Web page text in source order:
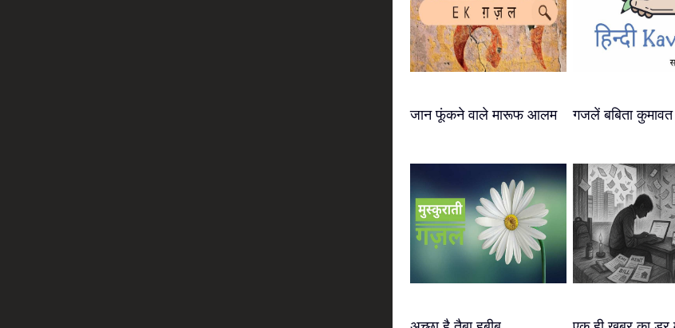
जान फूंकने वाले मारूफ आलम गजलें बबिता कुमावत